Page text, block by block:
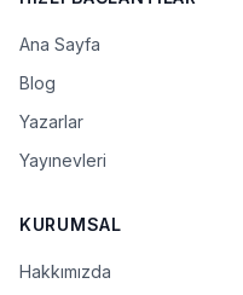
Ana Sayfa
Blog
Yazarlar
Yayınevleri
KURUMSAL
Hakkımızda